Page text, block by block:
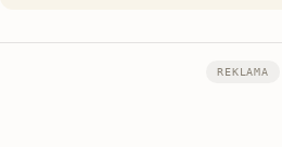
REKLAMA